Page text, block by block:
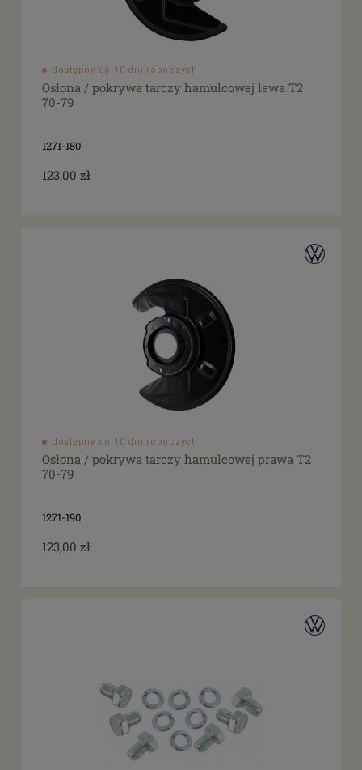
dostępny do 10 dni roboczych
Osłona / pokrywa tarczy hamulcowej lewa T2
70-79
1271-180
123,00 zł
dostępny do 10 dni roboczych
Osłona / pokrywa tarczy hamulcowej prawa T2
70-79
1271-190
123,00 zł